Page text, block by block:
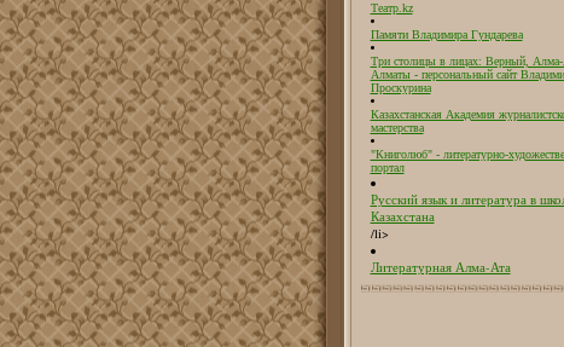
Театр.kz
Памяти Владимира Гундарева
Три столицы в лицах: Верный, Алма-
Алматы - персональный сайт
Проскурина
Казахстанская Академия
мастерства
"Книголюб" - литературно-
портал
Русский язык и литература в
Казахстана
/li>
Литературная Алма-Ата